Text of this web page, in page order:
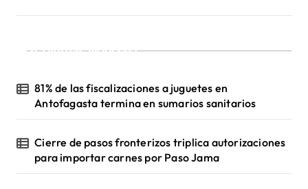
¡Ultimas Noticias!
81% de las fiscalizaciones a juguetes en
Antofagasta termina en sumarios sanitarios
Cierre de pasos fronterizos triplica autorizaciones
para importar carnes por Paso Jama